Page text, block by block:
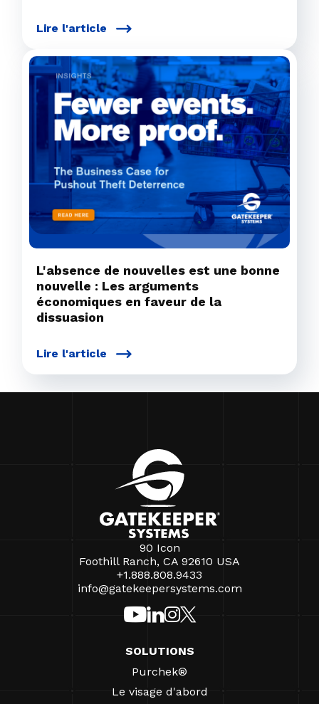
Lire l'article
L'absence de nouvelles est une bonne
nouvelle : Les arguments
économiques en faveur de la
dissuasion
Lire l'article
90 Icon
Foothill Ranch, CA 92610 USA
+1.888.808.9433
info@gatekeepersystems.com
SOLUTIONS
Purchek®
Le visage d'abord